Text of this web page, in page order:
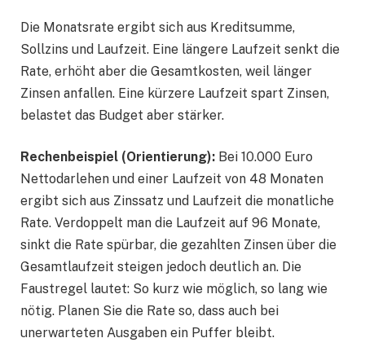
Die Monatsrate ergibt sich aus Kreditsumme,
Sollzins und Laufzeit. Eine längere Laufzeit senkt die
Rate, erhöht aber die Gesamtkosten, weil länger
Zinsen anfallen. Eine kürzere Laufzeit spart Zinsen,
belastet das Budget aber stärker.
Rechenbeispiel (Orientierung): Bei 10.000 Euro
Nettodarlehen und einer Laufzeit von 48 Monaten
ergibt sich aus Zinssatz und Laufzeit die monatliche
Rate. Verdoppelt man die Laufzeit auf 96 Monate,
sinkt die Rate spürbar, die gezahlten Zinsen über die
Gesamtlaufzeit steigen jedoch deutlich an. Die
Faustregel lautet: So kurz wie möglich, so lang wie
nötig. Planen Sie die Rate so, dass auch bei
unerwarteten Ausgaben ein Puffer bleibt.